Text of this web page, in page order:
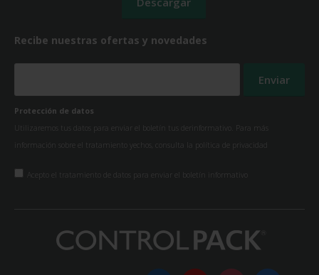
Recibe nuestras ofertas y novedades
Protección de datos
Utilizaremos tus datos para enviar el boletín tus derinformativo. Para más
información sobre el tratamiento yechos, consulta la política de privacidad
Acepto el tratamiento de datos para enviar el boletín informativo